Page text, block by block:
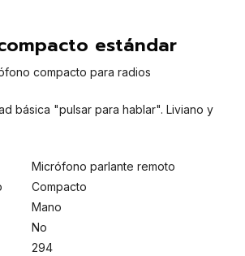
estándar
básica "pulsar para hablar". Liviano y
Micrófono parlante remoto
Compacto
Mano
No
294